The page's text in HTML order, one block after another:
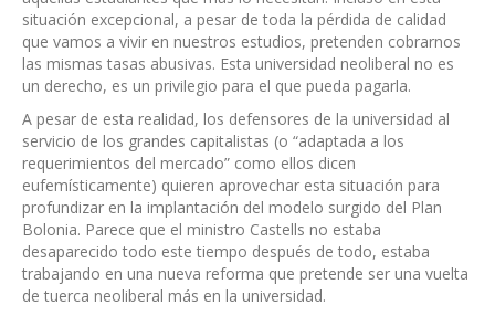
situación excepcional, a pesar de toda la pérdida de calidad
que vamos a vivir en nuestros estudios, pretenden cobrarnos
las mismas tasas abusivas. Esta universidad neoliberal no es
un derecho, es un privilegio para el que pueda pagarla.
A pesar de esta realidad, los defensores de la universidad al
servicio de los grandes capitalistas (o “adaptada a los
requerimientos del mercado” como ellos dicen
eufemísticamente) quieren aprovechar esta situación para
profundizar en la implantación del modelo surgido del Plan
Bolonia. Parece que el ministro Castells no estaba
desaparecido todo este tiempo después de todo, estaba
trabajando en una nueva reforma que pretende ser una vuelta
de tuerca neoliberal más en la universidad.